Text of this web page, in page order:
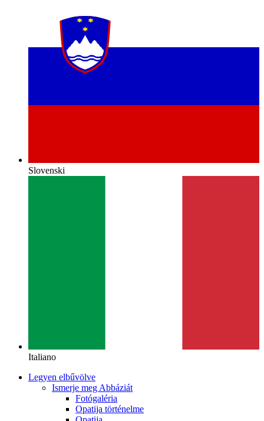
Slovenski
Italiano
Legyen elbűvölve
Ismerje meg Abbáziát
Fotógaléria
Opatija történelme